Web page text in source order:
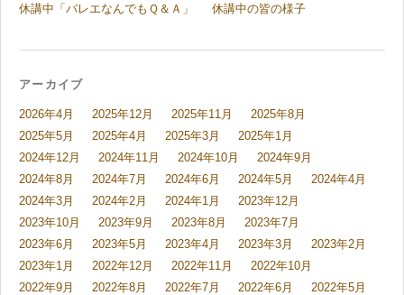
休講中「バレエなんでもＱ＆Ａ」
休講中の皆の様子
アーカイブ
2026年4月 2025年12月 2025年11月
2025年8月
2025年5月
2025年4月 2025年3月
2025年1月
2024年12月
2024年11月 2024年10月
2024年9月
2024年8月
2024年7月 2024年6月 2024年5月
2024年4月
2024年3月
2024年2月 2024年1月
2023年12月
2023年10月
2023年9月 2023年8月
2023年7月
2023年6月
2023年5月 2023年4月 2023年3月
2023年2月
2023年1月
2022年12月 2022年11月
2022年10月
2022年9月
2022年8月 2022年7月 2022年6月
2022年5月